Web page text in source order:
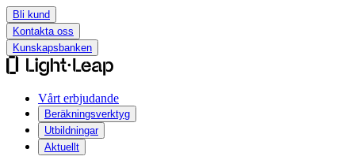
Bli kund
Kontakta oss
Kunskapsbanken
Vårt erbjudande
Beräkningsverktyg
Utbildningar
Aktuellt